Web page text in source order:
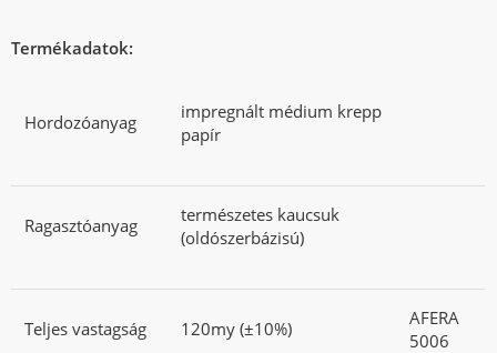
Termékadatok:
Hordozóanyag
impregnált médium krepp
papír
Ragasztóanyag
természetes kaucsuk
(oldószerbázisú)
Teljes vastagság 120my (±10%)
AFERA
5006